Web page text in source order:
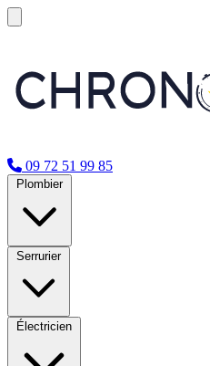
09 72 51 99 85
Plombier
Serrurier
Électricien